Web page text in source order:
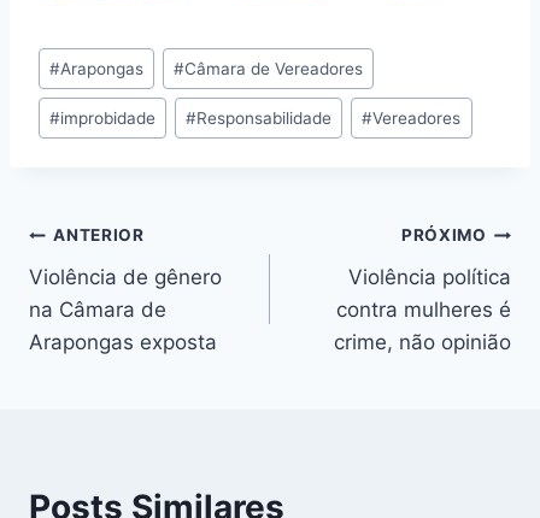
c
e
b
k
at
s
A
e
gr
a
e
s
k
s
s
e
ai
l
e
Tags
do
Post:
#Arapongas #Câmara de Vereadores
#improbidade #Responsabilidade #Vereadores
Navegação
de
Post
ANTERIOR
Violência de gênero
na Câmara de
Arapongas exposta
PRÓXIMO
Violência política
contra mulheres é
crime, não opinião
Posts Similares